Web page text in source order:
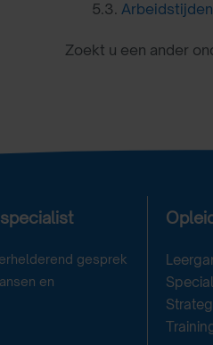
5.3.
Zoekt u een ander
gesprek
en